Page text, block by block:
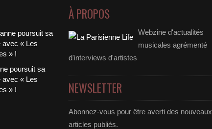
poursuit sa
avec « Les
» !
À PROPOS
Webzine d'actualités
musicales agrémenté
d'interviews d'artistes
NEWSLETTER
Abonnez-vous pour être averti des nouveaux
articles publiés.